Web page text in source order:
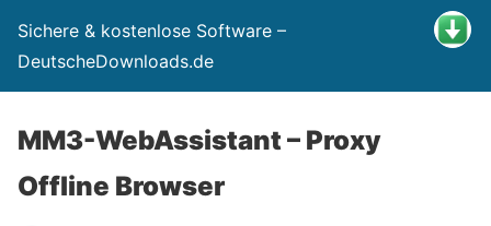
Sichere & kostenlose Software –
DeutscheDownloads.de
MM3-WebAssistant – Proxy
Offline Browser